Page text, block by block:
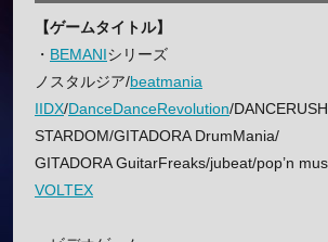
【ゲームタイトル】
・ BEMANIシリーズ
ノスタルジア/beatmania
IIDX/DanceDanceRevolution/DANCERUSH
STARDOM/GITADORA DrumMania/
GITADORA GuitarFreaks/jubeat/pop’n
VOLTEX